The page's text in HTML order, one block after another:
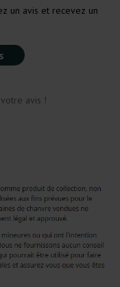
un avis et recevez un
avis !